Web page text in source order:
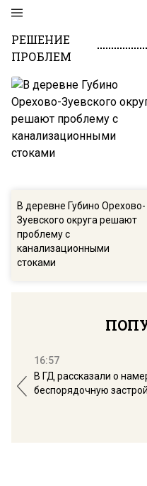
РЕШЕНИЕ
ПРОБЛЕМ
В деревне Губино Орехово-
Зуевского округа решают
проблему с
канализационными
стоками
16:57
В ГД рассказали о
беспорядочную